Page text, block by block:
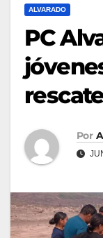
ALVARADO
PC
Por